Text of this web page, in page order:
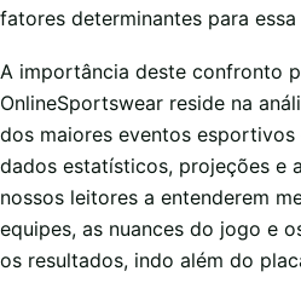
fatores determinantes para
A importância deste confronto
OnlineSportswear reside na
dos maiores eventos
dados estatísticos, projeções e
nossos leitores a entenderem
equipes, as nuances do jogo e
os resultados, indo além do